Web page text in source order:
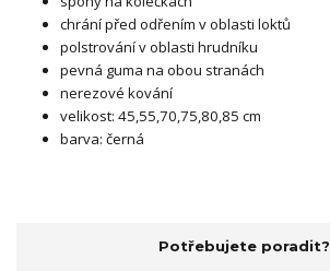
chrání před odřením v oblasti loktů
polstrování v oblasti hrudníku
pevná guma na obou stranách
nerezové kování
velikost: 45,55,70,75,80,85 cm
barva: černá
Potřebujete poradit?